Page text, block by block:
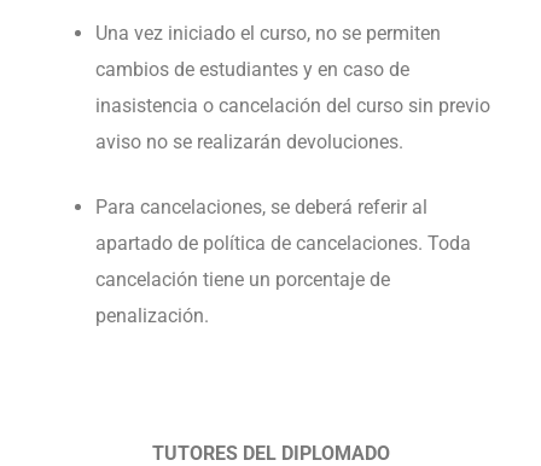
Una vez iniciado el curso, no se permiten
cambios de estudiantes y en caso de
inasistencia o cancelación del curso sin previo
aviso no se realizarán devoluciones.
Para cancelaciones, se deberá referir al
apartado de política de cancelaciones. Toda
cancelación tiene un porcentaje de
penalización.
TUTORES DEL DIPLOMADO